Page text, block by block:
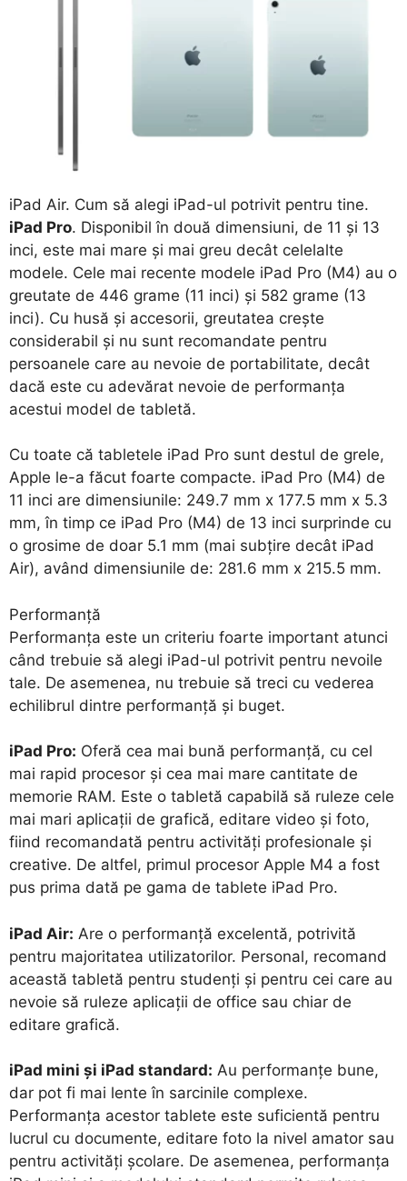
iPad Air. Cum să alegi iPad-ul potrivit pentru tine.
iPad Pro. Disponibil în două dimensiuni, de 11 și 13
inci, este mai mare și mai greu decât celelalte
modele. Cele mai recente modele iPad Pro (M4) au o
greutate de 446 grame (11 inci) și 582 grame (13
inci). Cu husă și accesorii, greutatea crește
considerabil și nu sunt recomandate pentru
persoanele care au nevoie de portabilitate, decât
dacă este cu adevărat nevoie de performanța
acestui model de tabletă.
Cu toate că tabletele iPad Pro sunt destul de grele,
Apple le-a făcut foarte compacte. iPad Pro (M4) de
11 inci are dimensiunile: 249.7 mm x 177.5 mm x 5.3
mm, în timp ce iPad Pro (M4) de 13 inci surprinde cu
o grosime de doar 5.1 mm (mai subțire decât iPad
Air), având dimensiunile de: 281.6 mm x 215.5 mm.
Performanță
Performanța este un criteriu foarte important atunci
când trebuie să alegi iPad-ul potrivit pentru nevoile
tale. De asemenea, nu trebuie să treci cu vederea
echilibrul dintre performanță și buget.
iPad Pro: Oferă cea mai bună performanță, cu cel
mai rapid procesor și cea mai mare cantitate de
memorie RAM. Este o tabletă capabilă să ruleze cele
mai mari aplicații de grafică, editare video și foto,
fiind recomandată pentru activități profesionale și
creative. De altfel, primul procesor Apple M4 a fost
pus prima dată pe gama de tablete iPad Pro.
iPad Air: Are o performanță excelentă, potrivită
pentru majoritatea utilizatorilor. Personal, recomand
această tabletă pentru studenți și pentru cei care au
nevoie să ruleze aplicații de office sau chiar de
editare grafică.
iPad mini și iPad standard: Au performanțe bune,
dar pot fi mai lente în sarcinile complexe.
Performanța acestor tablete este suficientă pentru
lucrul cu documente, editare foto la nivel amator sau
pentru activități școlare. De asemenea, performanța